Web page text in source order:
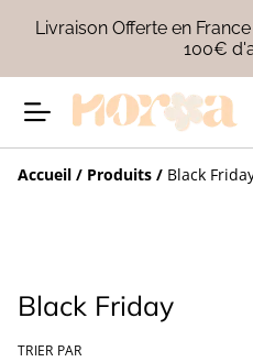
Livraison Offerte en
100€
Accueil / Produits / Black
Black Friday
TRIER PAR